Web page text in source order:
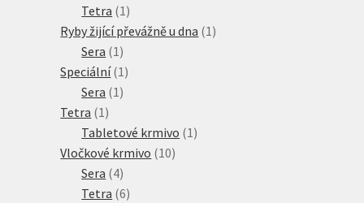
produkty
Tetra 1 1
produkt
Ryby žijící převážně u dna 1 1
Sera 1 1
produkt
Speciální 1 1
Sera 1 1
Tetra 1 1
produkt
Tabletové krmivo 1 1
Vločkové krmivo 1010
Sera 44
produkty
Tetra 66